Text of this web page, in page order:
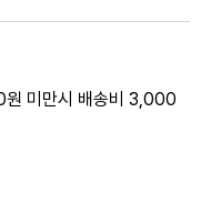
미만시 배송비 3,000